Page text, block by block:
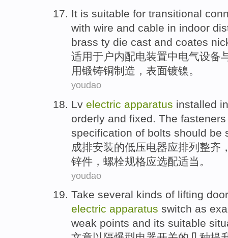
It is suitable for transitional
with wire and cable in indoor
brass ty die cast and coates
适用于 户内配电装置中电气设备
用锻铸铜制造 ，表面镀镍。
youdao
Lv electric apparatus installed
orderly and fixed The fasteners
specification of bolts should be
成排安装的低压电器应排列整齐
锌件 ， 螺栓规格应选配适当 。
youdao
Take several kinds of lifting door
electric apparatus switch as
weak points and its suitable